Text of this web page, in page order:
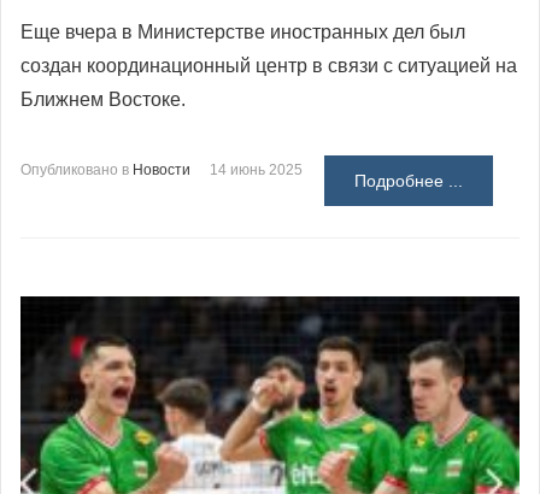
Еще вчера в Министерстве иностранных дел был
создан координационный центр в связи с ситуацией на
Ближнем Востоке.
Опубликовано в Новости 14 июнь 2025
Подробнее ...